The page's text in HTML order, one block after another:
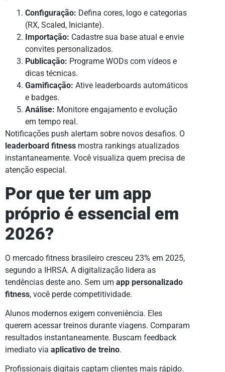
Configuração: Defina cores, logo e categorias
(RX, Scaled, Iniciante).
Importação: Cadastre sua base atual e envie
convites personalizados.
Publicação: Programe WODs com vídeos e
dicas técnicas.
Gamificação: Ative leaderboards automáticos
e badges.
Análise: Monitore engajamento e evolução
em tempo real.
Notificações push alertam sobre novos desafios. O
leaderboard fitness mostra rankings atualizados
instantaneamente. Você visualiza quem precisa de
atenção especial.
Por que ter um app
próprio é essencial em
2026?
O mercado fitness brasileiro cresceu 23% em 2025,
segundo a IHRSA. A digitalização lidera as
tendências deste ano. Sem um app personalizado
fitness, você perde competitividade.
Alunos modernos exigem conveniência. Eles
querem acessar treinos durante viagens. Comparam
resultados instantaneamente. Buscam feedback
imediato via aplicativo de treino.
Profissionais digitais captam clientes mais rápido.